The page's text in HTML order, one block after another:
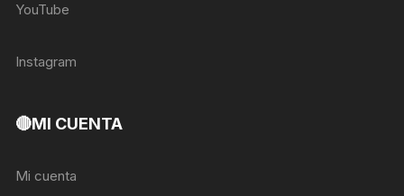
YouTube
Instagram
🔴MI CUENTA
Mi cuenta